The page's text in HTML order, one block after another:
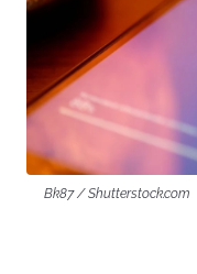
Bk87 / Shutterstock.com